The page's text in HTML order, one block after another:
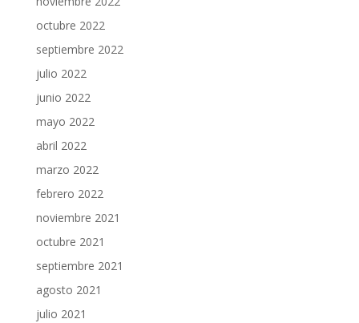
octubre 2022
septiembre 2022
julio 2022
junio 2022
mayo 2022
abril 2022
marzo 2022
febrero 2022
noviembre 2021
octubre 2021
septiembre 2021
agosto 2021
julio 2021